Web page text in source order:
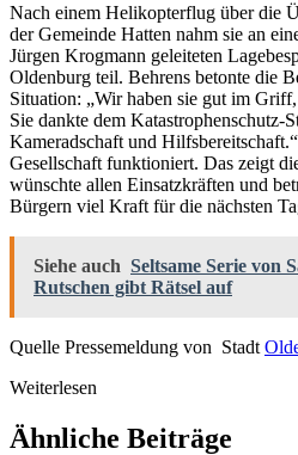
Nach einem Helikopterflug über die
der Gemeinde Hatten nahm sie an
Jürgen Krogmann geleiteten
Oldenburg teil. Behrens betonte die
Situation: „Wir haben sie gut im
Sie dankte dem Katastrophenschutz-
Kameradschaft und
Gesellschaft funktioniert. Das zeigt
wünschte allen Einsatzkräften und
Bürgern viel Kraft für die nächsten
Siehe auch Seltsame Serie von
Rutschen gibt Rätsel auf
Quelle Pressemeldung von Stadt
Weiterlesen
Ähnliche Beiträge